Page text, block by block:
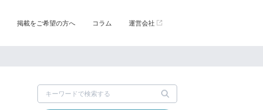
掲載をご希望の方へ コラム 運営会社